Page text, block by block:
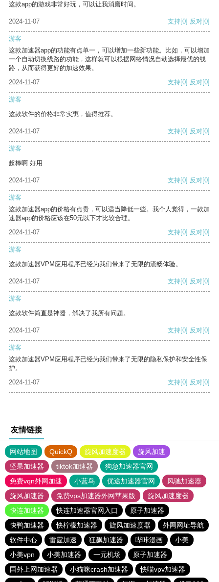
这款app的游戏非常好玩，可以让我消磨时间。
2024-11-07 支持[0] 反对[0]
游客
这款加速器app的功能有点单一，可以增加一些新功能。比如，可以增加
一个自动切换线路的功能，这样就可以根据网络情况自动选择最优的线
路，从而获得更好的加速效果。
2024-11-07
支持[0] 反对[0]
游客
这款软件的价格非常实惠，值得推荐。
2024-11-07 支持[0] 反对[0]
游客
超棒啊 好用
2024-11-07 支持[0] 反对[0]
游客
这款加速器app的价格有点贵，可以适当降低一些。我个人觉得，一款加
速器app的价格应该在50元以下才比较合理。
2024-11-07
支持[0] 反对[0]
游客
这款加速器VPM应用程序已经为我们带来了无限的流畅体验。
2024-11-07 支持[0] 反对[0]
游客
这款软件简直是神器，解决了我所有问题。
2024-11-07 支持[0] 反对[0]
游客
这款加速器VPM应用程序已经为我们带来了无限的隐私保护和安全性保
护。
2024-11-07
支持[0] 反对[0]
友情链接
网站地图 QuickQ 旋风加速度器
旋风加速
坚果加速器
tiktok加速器
狗急加速器官网
免费vqn外网加速
小蓝鸟 优途加速器官网
风驰加速器
旋风加速器
免费vps加速器外网苹果版
旋风加速度器
快连加速器
快连加速器官网入口
原子加速器
快鸭加速器
快柠檬加速器 旋风加速度器
外网网址导航
软件中心
雷霆加速 狂飙加速器 哔咔漫画
小美
小美vpn
小美加速器 一元机场
原子加速器
国外上网加速器
小猫咪crash加速器
快喵vpv加速器